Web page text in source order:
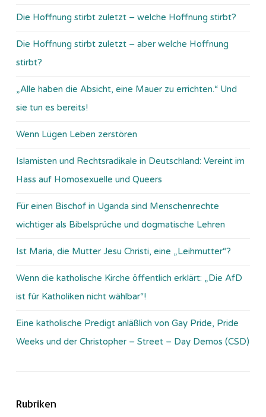
Die Hoffnung stirbt zuletzt – welche Hoffnung stirbt?
Die Hoffnung stirbt zuletzt – aber welche Hoffnung
stirbt?
„Alle haben die Absicht, eine Mauer zu errichten.“ Und
sie tun es bereits!
Wenn Lügen Leben zerstören
Islamisten und Rechtsradikale in Deutschland: Vereint im
Hass auf Homosexuelle und Queers
Für einen Bischof in Uganda sind Menschenrechte
wichtiger als Bibelsprüche und dogmatische Lehren
Ist Maria, die Mutter Jesu Christi, eine „Leihmutter“?
Wenn die katholische Kirche öffentlich erklärt: „Die AfD
ist für Katholiken nicht wählbar“!
Eine katholische Predigt anläßlich von Gay Pride, Pride
Weeks und der Christopher – Street – Day Demos (CSD)
Rubriken